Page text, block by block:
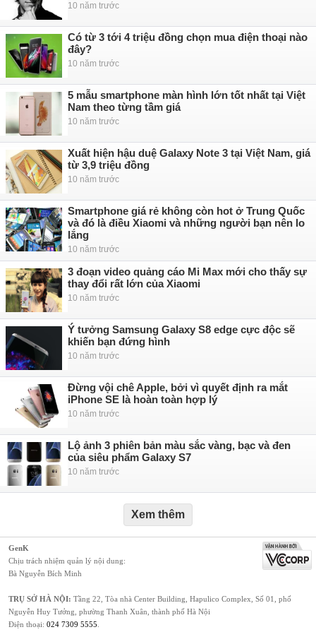
10 năm trước
Có từ 3 tới 4 triệu đồng chọn mua điện thoại nào
đây?
10 năm trước
5 mẫu smartphone màn hình lớn tốt nhất tại Việt
Nam theo từng tầm giá
10 năm trước
Xuất hiện hậu duệ Galaxy Note 3 tại Việt Nam, giá
từ 3,9 triệu đồng
10 năm trước
Smartphone giá rẻ không còn hot ở Trung Quốc
và đó là điều Xiaomi và những người bạn nên lo
lắng
10 năm trước
3 đoạn video quảng cáo Mi Max mới cho thấy sự
thay đổi rất lớn của Xiaomi
10 năm trước
Ý tưởng Samsung Galaxy S8 edge cực độc sẽ
khiến bạn đứng hình
10 năm trước
Đừng vội chê Apple, bởi vì quyết định ra mắt
iPhone SE là hoàn toàn hợp lý
10 năm trước
Lộ ảnh 3 phiên bản màu sắc vàng, bạc và đen
của siêu phẩm Galaxy S7
10 năm trước
Xem thêm
GenK
Chịu trách nhiệm quản lý nội dung:
Bà Nguyễn Bích Minh
TRỤ SỞ HÀ NỘI: Tầng 22, Tòa nhà Center Building, Hapulico Complex, Số 01, phố
Nguyễn Huy Tưởng, phường Thanh Xuân, thành phố Hà Nội
Điện thoại: 024 7309 5555